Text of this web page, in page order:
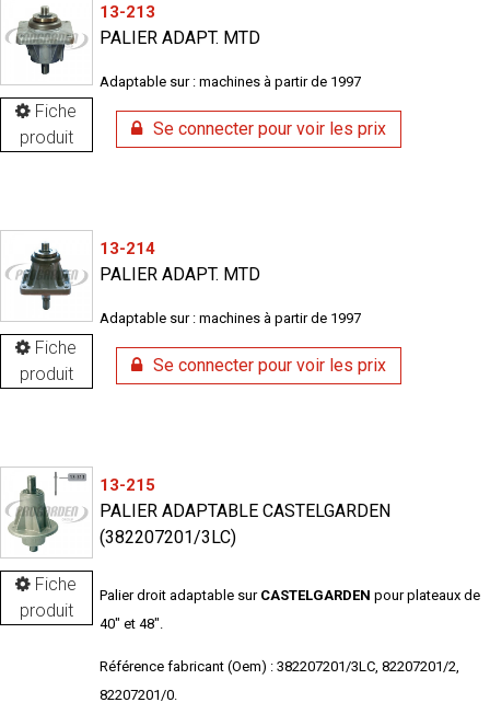
Fiche
produit
13-213
PALIER ADAPT. MTD
Adaptable sur : machines à partir de 1997
Se connecter pour voir les prix
Fiche
produit
13-214
PALIER ADAPT. MTD
Adaptable sur : machines à partir de 1997
Se connecter pour voir les prix
Fiche
produit
13-215
PALIER ADAPTABLE CASTELGARDEN
(382207201/3LC)
Palier droit adaptable sur CASTELGARDEN pour plateaux de
40" et 48".
Référence fabricant (Oem) : 382207201/3LC, 82207201/2,
82207201/0.